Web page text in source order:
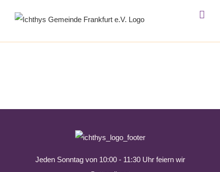
Inhalt
Jeden Sonntag von 10:00 - 11:30 Uhr feiern wir